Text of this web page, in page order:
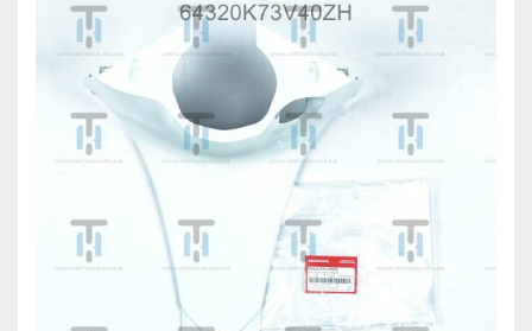
Không có sản phẩm nào trong giỏ hàng